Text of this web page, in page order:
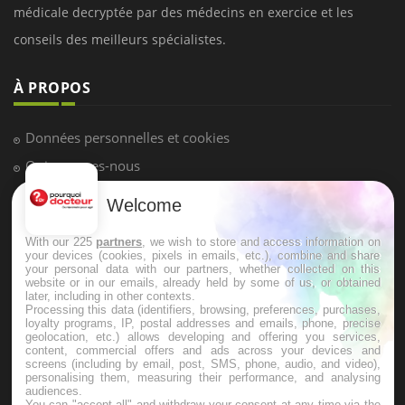
LES MALADIES
pression artérielle chute au lever
Drépanocytose : une déformation des
globules rouges aux conséquences
Maladie de Charcot (Sclérose latérale
amyotrophique)
Welcome
With our 225 partners , we wish to store and access information on
your devices (cookies, pixels in emails, etc.), combine and share
your personal data with our partners, whether collected on this
website or in our emails, already held by some of us, or obtained
later, including in other contexts.
Processing this data (identifiers, browsing, preferences, purchases,
loyalty programs, IP, postal addresses and emails, phone, precise
geolocation, etc.) allows developing and offering you services,
content, commercial offers and ads across your devices and
screens (including by email, post, SMS, phone, audio, and video),
personalising them, measuring their performance, and analysing
audiences.